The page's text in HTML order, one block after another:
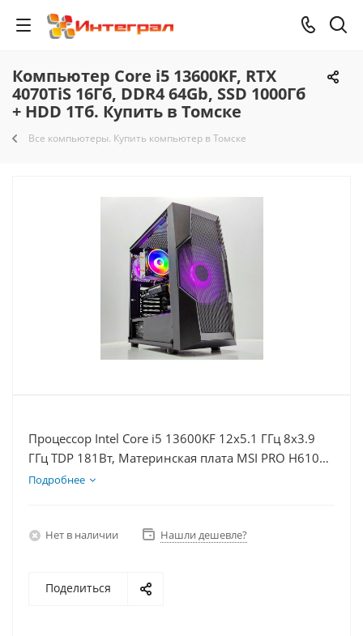
Компьютер Core i5 13600KF, RTX
4070TiS 16Гб, DDR4 64Gb, SSD 1000Гб
+ HDD 1Тб. Купить в Томске
Все компьютеры. Купить компьютер в Томске
Процессор Intel Core i5 13600KF 12x5.1 ГГц 8x3.9
ГГц TDP 181Вт, Материнская плата MSI PRO H610M-
E, Видеокарта RTX 4070TiS 16Гб, Память
Подробнее
Нет в наличии Нашли дешевле?
Поделиться